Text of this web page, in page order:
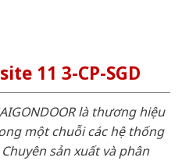
11 3-CP-SGD
là thương hiệu
một chuỗi các hệ thống
sản xuất và phân